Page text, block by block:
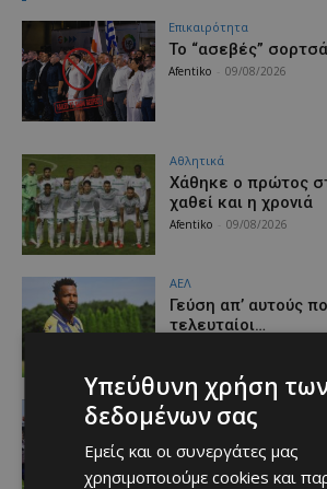
Επικαιρότητα
Το “ασεβές”
Afentiko 09/08/2026
Αθλητικά
Χάθηκε ο πρώτος
χαθεί και η χρονιά
Afentiko 09/08/2026
ΑΕΛ
Γεύση απ’ αυτούς
τελευταίοι…
Αθλητικά
«Ψήνονται» γενικώς
βραδιά της Τρίτης…
Afentiko 09/08/2026
Υπεύθυνη χρήση
δεδομένων σας
Εμείς και οι συνεργάτες μας
χρησιμοποιούμε cookies και